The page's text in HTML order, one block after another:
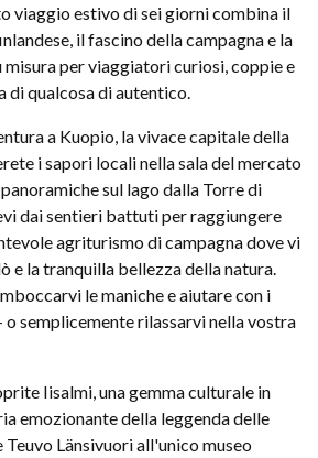
viaggio estivo di sei giorni combina il
il fascino della campagna e la
misura per viaggiatori curiosi, coppie e
qualcosa di autentico.
a Kuopio, la vivace capitale della
i sapori locali nella sala del mercato
sul lago dalla Torre di
dai sentieri battuti per raggiungere
agriturismo di campagna dove vi
e la tranquilla bellezza della natura.
le maniche e aiutare con i
semplicemente rilassarvi nella vostra
Iisalmi, una gemma culturale in
emozionante della leggenda delle
Länsivuori all'unico museo